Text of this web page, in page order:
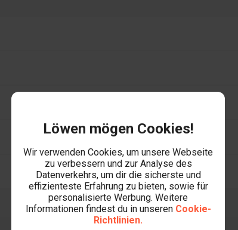
Löwen mögen Cookies!
Wir verwenden Cookies, um unsere Webseite
zu verbessern und zur Analyse des
Datenverkehrs, um dir die sicherste und
effizienteste Erfahrung zu bieten, sowie für
personalisierte Werbung. Weitere
Informationen findest du in unseren Cookie-
Richtlinien.